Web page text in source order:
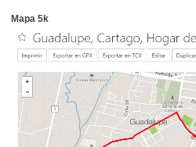
Mapa 5k